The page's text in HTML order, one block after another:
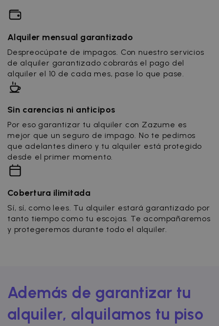
Alquiler mensual garantizado
Despreocúpate de impagos. Con nuestro servicios
de alquiler garantizado cobrarás el pago del
alquiler el 10 de cada mes, pase lo que pase.
Sin carencias ni anticipos
Por eso garantizar tu alquiler con Zazume es
mejor que un seguro de impago. No te pedimos
que adelantes dinero y tu alquiler está protegido
desde el primer momento.
Cobertura ilimitada
Sí, sí, como lees. Tu alquiler estará garantizado por
tanto tiempo como tu escojas. Te acompañaremos
y protegeremos durante todo el alquiler.
Además de garantizar tu
alquiler, alquilamos tu piso